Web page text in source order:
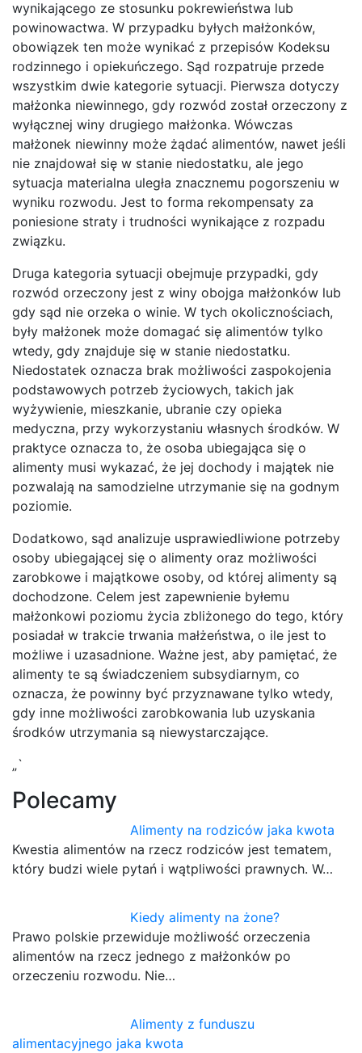
wynikającego ze stosunku pokrewieństwa lub
powinowactwa. W przypadku byłych małżonków,
obowiązek ten może wynikać z przepisów Kodeksu
rodzinnego i opiekuńczego. Sąd rozpatruje przede
wszystkim dwie kategorie sytuacji. Pierwsza dotyczy
małżonka niewinnego, gdy rozwód został orzeczony z
wyłącznej winy drugiego małżonka. Wówczas
małżonek niewinny może żądać alimentów, nawet jeśli
nie znajdował się w stanie niedostatku, ale jego
sytuacja materialna uległa znacznemu pogorszeniu w
wyniku rozwodu. Jest to forma rekompensaty za
poniesione straty i trudności wynikające z rozpadu
związku.
Druga kategoria sytuacji obejmuje przypadki, gdy
rozwód orzeczony jest z winy obojga małżonków lub
gdy sąd nie orzeka o winie. W tych okolicznościach,
były małżonek może domagać się alimentów tylko
wtedy, gdy znajduje się w stanie niedostatku.
Niedostatek oznacza brak możliwości zaspokojenia
podstawowych potrzeb życiowych, takich jak
wyżywienie, mieszkanie, ubranie czy opieka
medyczna, przy wykorzystaniu własnych środków. W
praktyce oznacza to, że osoba ubiegająca się o
alimenty musi wykazać, że jej dochody i majątek nie
pozwalają na samodzielne utrzymanie się na godnym
poziomie.
Dodatkowo, sąd analizuje usprawiedliwione potrzeby
osoby ubiegającej się o alimenty oraz możliwości
zarobkowe i majątkowe osoby, od której alimenty są
dochodzone. Celem jest zapewnienie byłemu
małżonkowi poziomu życia zbliżonego do tego, który
posiadał w trakcie trwania małżeństwa, o ile jest to
możliwe i uzasadnione. Ważne jest, aby pamiętać, że
alimenty te są świadczeniem subsydiarnym, co
oznacza, że powinny być przyznawane tylko wtedy,
gdy inne możliwości zarobkowania lub uzyskania
środków utrzymania są niewystarczające.
„`
Polecamy
Alimenty na rodziców jaka kwota
Kwestia alimentów na rzecz rodziców jest tematem,
który budzi wiele pytań i wątpliwości prawnych. W…
Kiedy alimenty na żone?
Prawo polskie przewiduje możliwość orzeczenia
alimentów na rzecz jednego z małżonków po
orzeczeniu rozwodu. Nie…
Alimenty z funduszu
alimentacyjnego jaka kwota